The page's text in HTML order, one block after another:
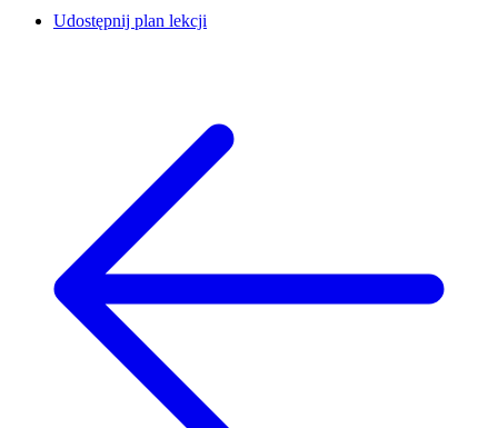
Udostępnij plan lekcji